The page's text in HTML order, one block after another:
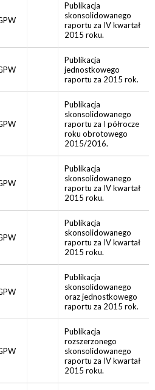
Publikacja
skonsolidowanego
raportu za IV kwartał
2015 roku.
Publikacja
jednostkowego
raportu za 2015 rok.
Publikacja
skonsolidowanego
raportu za I półrocze
roku obrotowego
2015/2016.
Publikacja
skonsolidowanego
raportu za IV kwartał
2015 roku.
Publikacja
skonsolidowanego
raportu za IV kwartał
2015 roku.
Publikacja
skonsolidowanego
oraz jednostkowego
raportu za 2015 rok.
Publikacja
rozszerzonego
skonsolidowanego
raportu za IV kwartał
2015 roku.